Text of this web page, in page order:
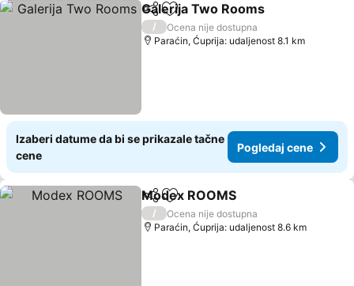
Deli Dodati u favorite
Galerija Two Rooms
/
Ocena nije dostupna
Paraćin, Ćuprija: udaljenost 8.1 km
Izaberi datume da bi se prikazale tačne
cene
Pogledaj cene
Deli Dodati u favorite
Modex ROOMS
/
Ocena nije dostupna
Paraćin, Ćuprija: udaljenost 8.6 km